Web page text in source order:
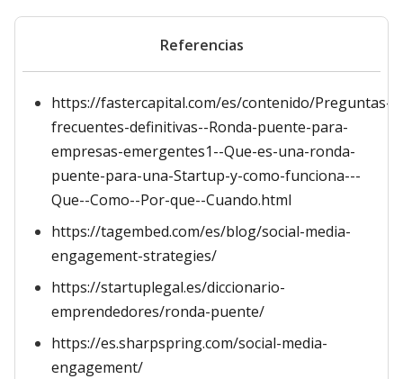
Referencias
https://fastercapital.com/es/contenido/Preguntas-
frecuentes-definitivas--Ronda-puente-para-
empresas-emergentes1--Que-es-una-ronda-
puente-para-una-Startup-y-como-funciona---
Que--Como--Por-que--Cuando.html
https://tagembed.com/es/blog/social-media-
engagement-strategies/
https://startuplegal.es/diccionario-
emprendedores/ronda-puente/
https://es.sharpspring.com/social-media-
engagement/